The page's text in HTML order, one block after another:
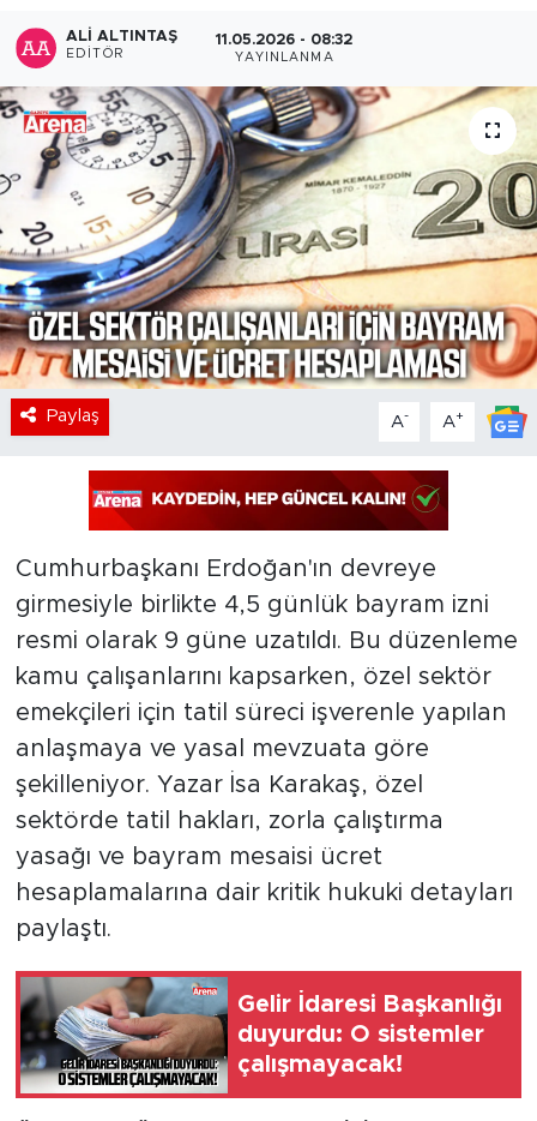
ALI ALTINTAŞ
EDITÖR
11.05.2026 - 08:32
YAYINLANMA
Paylaş A- A+
Cumhurbaşkanı Erdoğan'ın devreye
girmesiyle birlikte 4,5 günlük bayram izni
resmi olarak 9 güne uzatıldı. Bu düzenleme
kamu çalışanlarını kapsarken, özel sektör
emekçileri için tatil süreci işverenle yapılan
anlaşmaya ve yasal mevzuata göre
şekilleniyor. Yazar İsa Karakaş, özel
sektörde tatil hakları, zorla çalıştırma
yasağı ve bayram mesaisi ücret
hesaplamalarına dair kritik hukuki detayları
paylaştı.
Gelir İdaresi Başkanlığı
duyurdu: O sistemler
çalışmayacak!